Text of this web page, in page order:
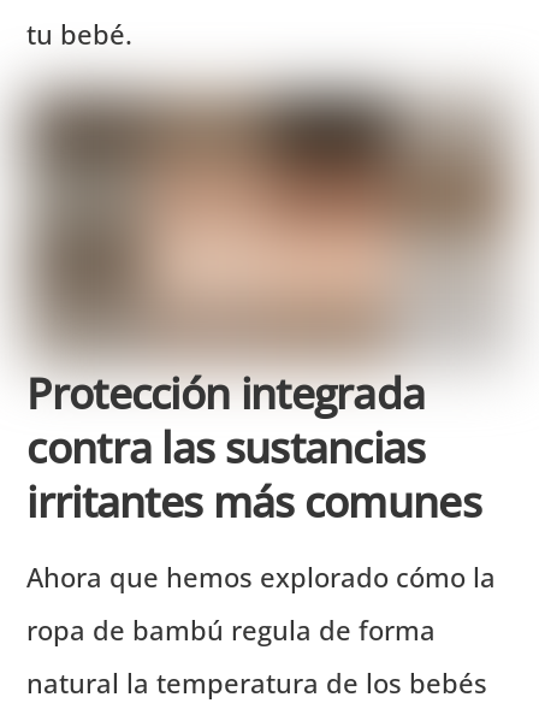
tu bebé.
Protección integrada
contra las sustancias
irritantes más comunes
Ahora que hemos explorado cómo la
ropa de bambú regula de forma
natural la temperatura de los bebés